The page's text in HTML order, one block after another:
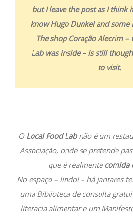
but I leave the post as I think
know Hugo Dunkel and some
The shop Coração Alecrim –
Lab was inside – is still
to visit.
OLocal Food Labnão é um
Associação, onde se pretende
que é realmente comida
No espaço – lindo! – há jantares
uma Biblioteca de consulta
literacia alimentar e um